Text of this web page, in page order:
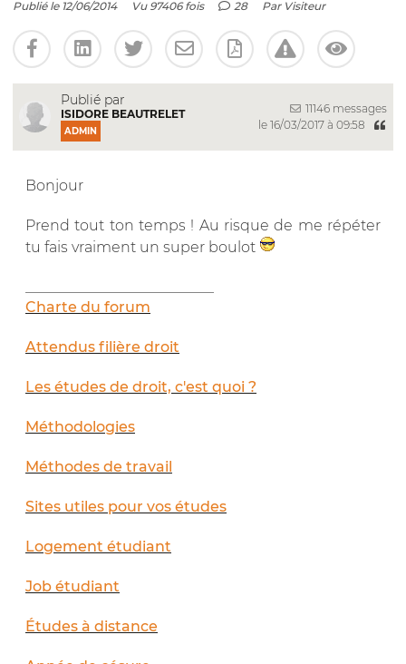
Publié le 12/06/2014 Vu 97406 fois 28 Par Visiteur
Publié par
ISIDORE BEAUTRELET
ADMIN
11146 messages
le 16/03/2017 à 09:58
Bonjour
Prend tout ton temps ! Au risque de me répéter
tu fais vraiment un super boulot
Charte du forum
Attendus filière droit
Les études de droit, c'est quoi ?
Méthodologies
Méthodes de travail
Sites utiles pour vos études
Logement étudiant
Job étudiant
Études à distance